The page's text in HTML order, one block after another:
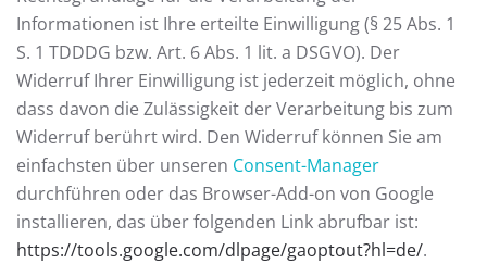
Informationen ist Ihre erteilte Einwilligung (§ 25 Abs. 1
S. 1 TDDDG bzw. Art. 6 Abs. 1 lit. a DSGVO). Der
Widerruf Ihrer Einwilligung ist jederzeit möglich, ohne
dass davon die Zulässigkeit der Verarbeitung bis zum
Widerruf berührt wird. Den Widerruf können Sie am
einfachsten über unseren Consent-Manager
durchführen oder das Browser-Add-on von Google
installieren, das über folgenden Link abrufbar ist:
https://tools.google.com/dlpage/gaoptout?hl=de/.